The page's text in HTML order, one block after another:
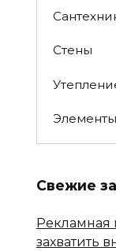
Стены
Свежие
Рекламная
захватить